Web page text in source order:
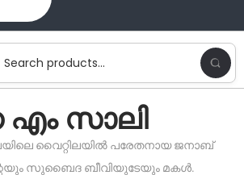
സാലി
വൈറ്റിലയിൽ പരേതനായ ജനാബ്
സുബൈദ ബീവിയുടേയും മകൾ.